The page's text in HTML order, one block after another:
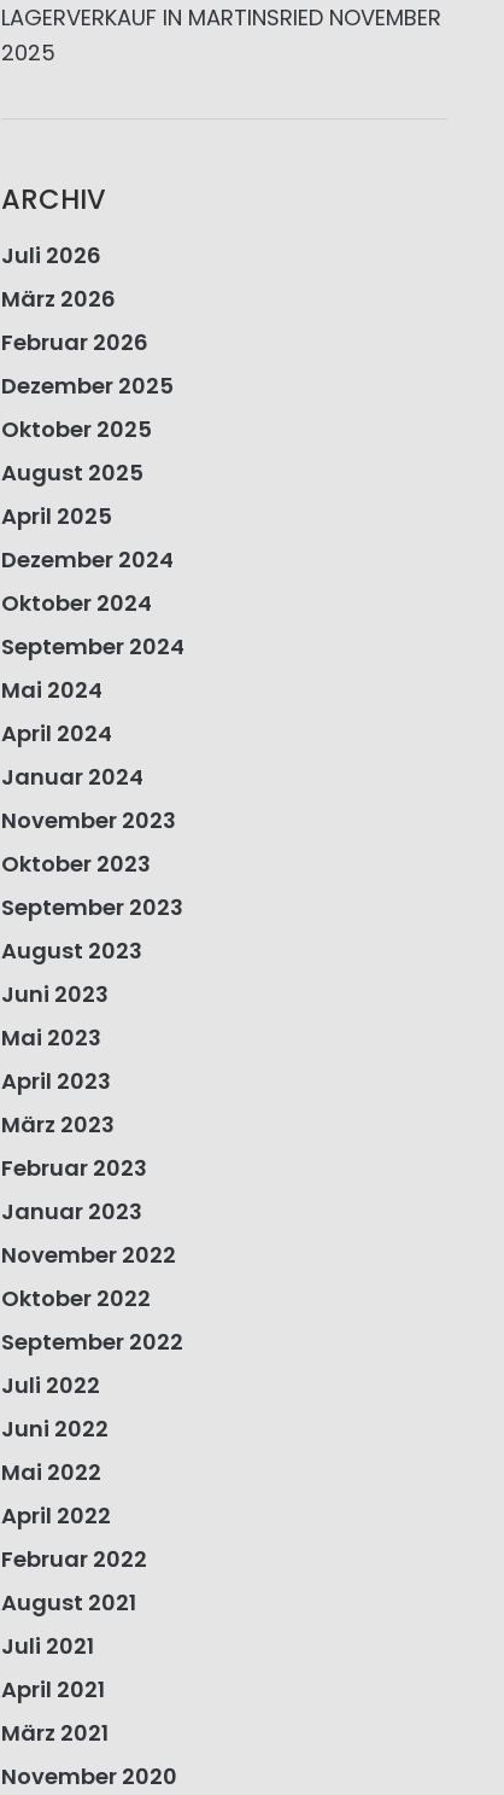
LAGERVERKAUF IN MARTINSRIED NOVEMBER
2025
ARCHIV
Juli 2026
März 2026
Februar 2026
Dezember 2025
Oktober 2025
August 2025
April 2025
Dezember 2024
Oktober 2024
September 2024
Mai 2024
April 2024
Januar 2024
November 2023
Oktober 2023
September 2023
August 2023
Juni 2023
Mai 2023
April 2023
März 2023
Februar 2023
Januar 2023
November 2022
Oktober 2022
September 2022
Juli 2022
Juni 2022
Mai 2022
April 2022
Februar 2022
August 2021
Juli 2021
April 2021
März 2021
November 2020